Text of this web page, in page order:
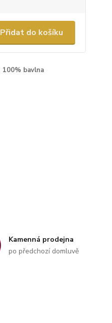
Přidat do košíku
100% bavlna
Kamenná prodejna
po předchozí domluvě